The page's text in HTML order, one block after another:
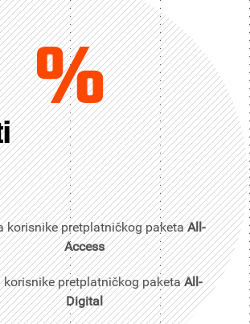
%
korisnike pretplatničkog paketaAll-
Access
pretplatničkog paketaAll-
Digital